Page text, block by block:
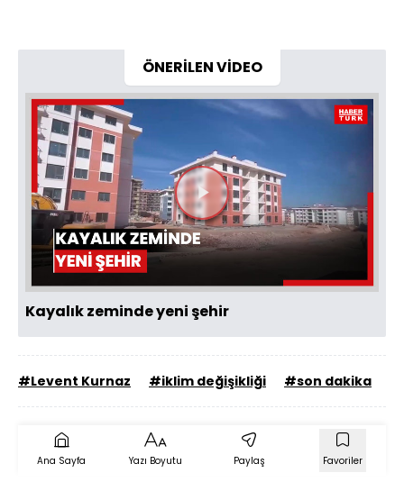
ÖNERİLEN VİDEO
Videoyu
Oynat
Kayalık zeminde yeni şehir
#Levent Kurnaz #iklim değişikliği #son dakika
Ana Sayfa Yazı Boyutu Paylaş Favoriler